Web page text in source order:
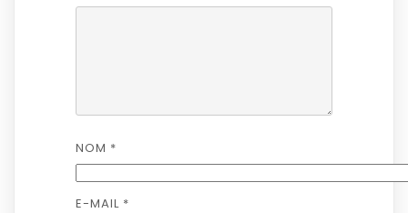
NOM *
E-MAIL *